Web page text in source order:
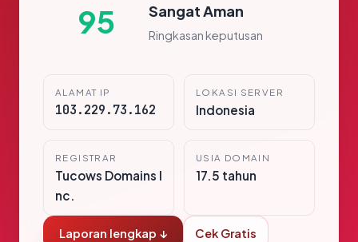
95 Sangat Aman
Ringkasan keputusan
ALAMAT IP
103.229.73.162
LOKASI SERVER
Indonesia
REGISTRAR
Tucows Domains I
nc.
USIA DOMAIN
17.5 tahun
Laporan lengkap ↓ Cek Gratis